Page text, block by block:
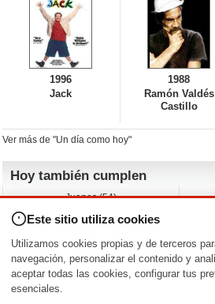
1996
Jack
1988
Ramón Valdés
Castillo
Ver más de "Un día como hoy"
Hoy también cumplen
Juanes (54)
Jessica Capshaw (50)
Sam Elliott (82)
Jarvis Hayes (45)
Nacimientos y estrenos en la
Este sitio utiliza cookies
Utilizamos cookies propias y de terceros
navegación, personalizar el contenido y
aceptar todas las cookies, configurar tus
esenciales.